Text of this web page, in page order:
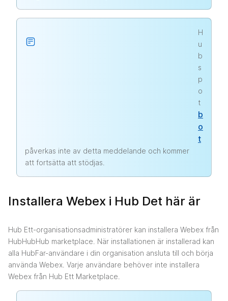
H
u
b
s
p
o
t
b
o
t
påverkas inte av detta meddelande och kommer
att fortsätta att stödjas.
Installera Webex i Hub Det här är
Hub Ett-organisationsadministratörer kan installera Webex från
HubHubHub marketplace. När installationen är installerad kan
alla HubFar-användare i din organisation ansluta till och börja
använda Webex. Varje användare behöver inte installera
Webex från Hub Ett Marketplace.